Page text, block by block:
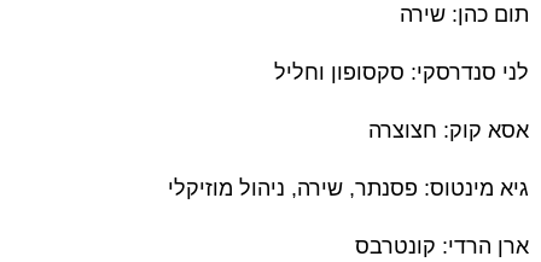
תום כהן: שירה
לני סנדרסקי: סקסופון וחליל
אסא קוק: חצוצרה
גיא מינטוס: פסנתר, שירה, ניהול מוזיקלי
ארן הרדי: קונטרבס